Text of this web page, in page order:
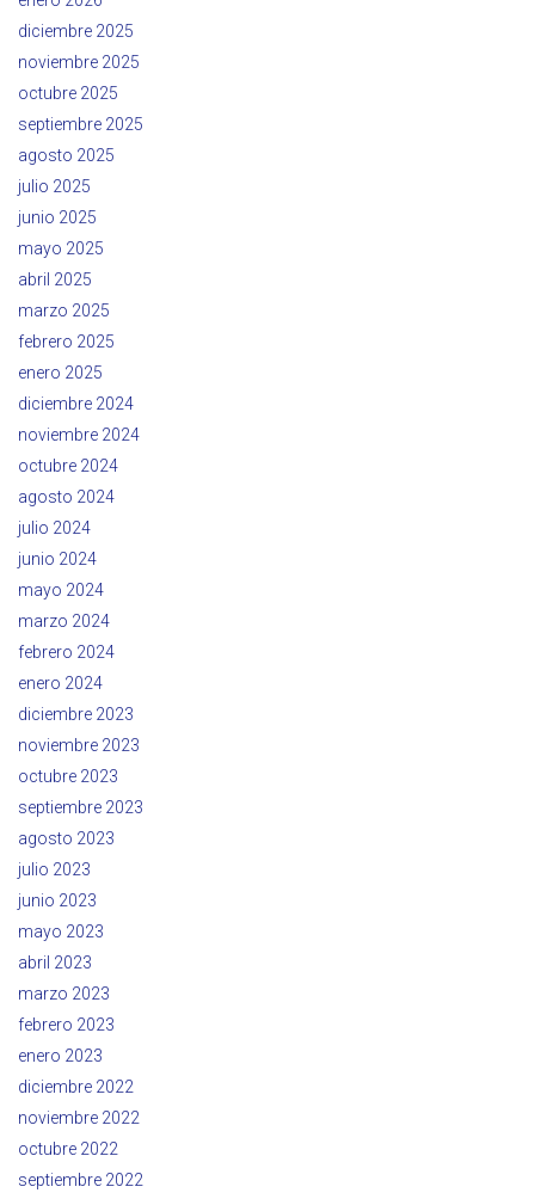
diciembre 2025
noviembre 2025
octubre 2025
septiembre 2025
agosto 2025
julio 2025
junio 2025
mayo 2025
abril 2025
marzo 2025
febrero 2025
enero 2025
diciembre 2024
noviembre 2024
octubre 2024
agosto 2024
julio 2024
junio 2024
mayo 2024
marzo 2024
febrero 2024
enero 2024
diciembre 2023
noviembre 2023
octubre 2023
septiembre 2023
agosto 2023
julio 2023
junio 2023
mayo 2023
abril 2023
marzo 2023
febrero 2023
enero 2023
diciembre 2022
noviembre 2022
octubre 2022
septiembre 2022